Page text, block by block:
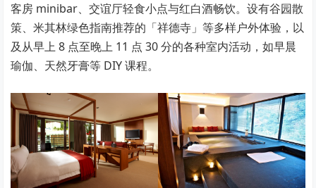
客房 minibar、交谊厅轻食小点与红白酒畅饮。设有谷园散
策、米其林绿色指南推荐的「祥德寺」等多样户外体验，以
及从早上 8 点至晚上 11 点 30 分的各种室内活动，如早晨
瑜伽、天然牙膏等 DIY 课程。